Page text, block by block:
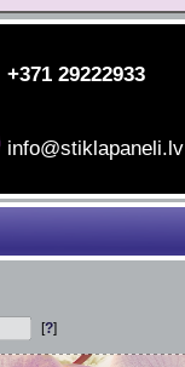
+371 29222933
info@stiklapaneli.lv
[?]